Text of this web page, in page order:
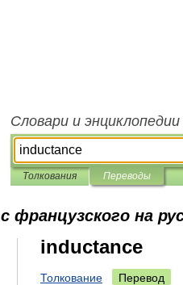
Словари и
Толкования Переводы
с французского на
inductance
Толкование Перевод